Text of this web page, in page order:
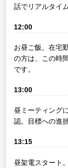
話でリアルタイ
12:00
お昼ご飯。在宅
の方は、この時
です。
13:00
昼ミーティング
認。目標への進
13:15
昼架電スタート